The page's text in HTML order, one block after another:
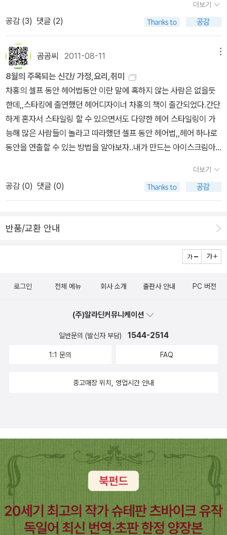
에 있는것을 발견했거든요. ｀The Indian in the cupboard｀
시리즈를 통해 오디오북에 점점 자신감을 갖게 된것 같아요. 원래 5
권까지 시리즈인데, 올해 나머지 2권을 더 읽을 예정이랍니다. 특히
이 책은 작가가 책을 읽어줘서 더 재미있었어요. 자신의 창작물인만
큼 어디서 감정을 넣어야하는지 알고 있는것 같았거든요. *추가 결
국 ｀The Indian in the cupboard｀시리즈 다 읽었네요.^
^ 거이 6년만에 나니아 시리즈를 다시 읽게 된것 같네요. 네버
랜드 클래식 시리즈가 너무 이뻤던것이 기억났는데, 언젠가 영어로
읽어야지...했는데, 지금에야 오디오북과 함께 읽게 되었습니다. 오디
오북 자체에 이쁜 삽화가 있어서 더 마음에 들었는데, 각 권마다 리더
가 달라요. 게다가 배우들이 읽어줘서인지 감정처리도 더 좋았던것
같습니다. 아직 시리즈 3권이 남았는데, 올해 읽을수 있을지 모르겠
다룬 책을 내었네요. 재미있게 읽었는데, 시리즈로 계속 출간될 예정
미스터리적이기도 하지만 군데 군데 판타지적인 요소들이 이 책을 더
아름답게 느꼈기에 판타지 쪽으로 장르를 선택한 책입니다. 어슐러
르귄의 '어스시의 마법사'는 정말 오랜동안 기대했는데, 기대를 너무
작품이예요. 내년에 영어와 오디오북 함께 도전해볼까 살짝 고민해봅
각으로 쓴 판타지인데 나쁘지 않았어요. 다만, 저는 르귄여사의 작품
이 SF소설이 더 인상적이었던것 같습니다. 1권 읽어보고 다음 권도
대를 했는데, 생각보다 좀 지루했다고 할까... 아이디어는 좋았는데,
타비아 버틀러라는 작가를 알게 된 것만으로도 행운 같았다고 할까
요. 그녀의 다른 책들도 번역되면 너무 너무 좋겠어요. 외서는 너무 비
싸거든요. -.-;; 사실 약간 판타지적인 성향도 있어서 어느쪽으로 분
리할지 살짝 고민했지만, SF소설가로 명성을 떨친만큼, 공상과학소
설 쪽으로 분류해도 문제 없을듯 한 책이었습니다. 존 스칼지의 3부
작의 완성이지요. 진짜 재미있게 읽어서 결국, 이 작가의 대부분의 책
조카와 함께 보기위해 신청했지만 내가 더 좋아할듯정말 그냥 구입보
다는 그냥 잡지처럼 읽고 싶은책이라 신청.신청해놓고선 도착했는데,
아직 대출은 안했어요.^^;;관심있던 책이었는데, 1권 품절되어 안타까
웠던차에 3권이 출간되면서 1권도 입고 되었네요. 도서관에 신청해두
었어요.
더보기
공감 (3) 댓글 (2)
곰곰씨 2011-08-11
8월의 주목되는 신간/ 가정,요리,취미
차홍의 셀프 동안 헤어법동안 이란 말에 혹하지 않는 사람은 없을듯
한데,,스타킹에 출연했던 헤어디자이너 차홍의 책이 출간되었다.간단
하게 혼자서 스타일링 할 수 있으면서도 다양한 헤어 스타일링이 가
능해 많은 사람들이 놀라고 따라했던 셀프 동안 헤어법,,헤어 하나로
동안을 연출할 수 있는 방법을 알아보자..내가 만드는 아이스크림아
아이스크림 하나에 설탕이 얼마나 들어가는지 아는 엄마들은 쉽게 먹
이지 못할터..신선한 천연 재료들로 맛을내고 만드는 내가 만드는 아
이스크림.재료도 간단하고, 포크 하나만 있으면 만들수 있으니 이보
이자..4천만이 좋아하는 오늘의 별미.여름이고 임신중인데다 덥기까
지 하다보니,,정말 부엌에 있는게 곤욕스럽다..이럴땐 그냥 맛있는거
사먹고 싶기도 하지만 아이들 데리고 나가는것도 엄두가 안난다..그
득하다,,그런데 4천만이 좋아하는 별미라,,입맛 없는 날, 외식이 생각
더보기
공감 (0) 댓글 (0)
반품/교환 안내
로그인 전체 메뉴 회사 소개 출판사 안내 PC 버전
(주)알라딘커뮤니케이션
일반문의 (발신자 부담) 1544-2514
1:1 문의 FAQ
중고매장 위치, 영업시간 안내